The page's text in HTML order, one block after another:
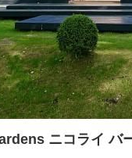
ンズのNOMU